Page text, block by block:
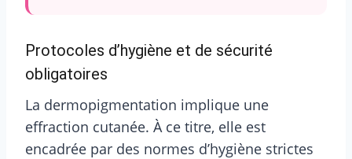
Protocoles d’hygiène et de sécurité
obligatoires
La dermopigmentation implique une
effraction cutanée. À ce titre, elle est
encadrée par des normes d’hygiène strictes